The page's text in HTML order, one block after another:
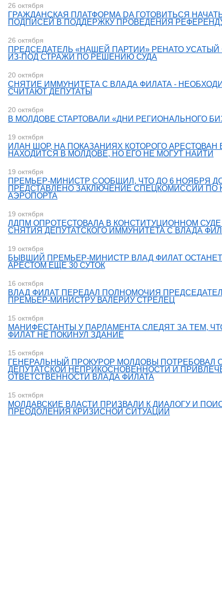
26 октября
ГРАЖДАНСКАЯ ПЛАТФОРМА DA ГОТОВИТЬСЯ
ПОДПИСЕЙ В ПОДДЕРЖКУ ПРОВЕДЕНИЯ
26 октября
ПРЕДСЕДАТЕЛЬ «НАШЕЙ ПАРТИИ» РЕНАТО
ИЗ-ПОД СТРАЖИ ПО РЕШЕНИЮ СУДА
20 октября
СНЯТИЕ ИММУНИТЕТА С ВЛАДА ФИЛАТА -
СЧИТАЮТ ДЕПУТАТЫ
20 октября
В МОЛДОВЕ СТАРТОВАЛИ «ДНИ РЕГИОНАЛЬНОГО
19 октября
ИЛАН ШОР, НА ПОКАЗАНИЯХ КОТОРОГО АРЕСТОВАН
НАХОДИТСЯ В МОЛДОВЕ, НО ЕГО НЕ МОГУТ НАЙТИ
19 октября
ПРЕМЬЕР-МИНИСТР СООБЩИЛ, ЧТО ДО 6 НОЯБРЯ
ПРЕДСТАВЛЕНО ЗАКЛЮЧЕНИЕ СПЕЦКОМИССИИ ПО
АЭРОПОРТА
19 октября
ЛДПМ ОПРОТЕСТОВАЛА В КОНСТИТУЦИОННОМ
СНЯТИЯ ДЕПУТАТСКОГО ИММУНИТЕТА С ВЛАДА
19 октября
БЫВШИЙ ПРЕМЬЕР-МИНИСТР ВЛАД ФИЛАТ
АРЕСТОМ ЕЩЕ 30 СУТОК
16 октября
ВЛАД ФИЛАТ ПЕРЕДАЛ ПОЛНОМОЧИЯ
ПРЕМЬЕР-МИНИСТРУ ВАЛЕРИУ СТРЕЛЕЦ
15 октября
​МАНИФЕСТАНТЫ У ПАРЛАМЕНТА СЛЕДЯТ ЗА ТЕМ,
ФИЛАТ НЕ ПОКИНУЛ ЗДАНИЕ
15 октября
​ГЕНЕРАЛЬНЫЙ ПРОКУРОР МОЛДОВЫ ПОТРЕБОВАЛ
ДЕПУТАТСКОЙ НЕПРИКОСНОВЕННОСТИ И
ОТВЕТСТВЕННОСТИ ВЛАДА ФИЛАТА
15 октября
МОЛДАВСКИЕ ВЛАСТИ ПРИЗВАЛИ К ДИАЛОГУ И
ПРЕОДОЛЕНИЯ КРИЗИСНОЙ СИТУАЦИИ